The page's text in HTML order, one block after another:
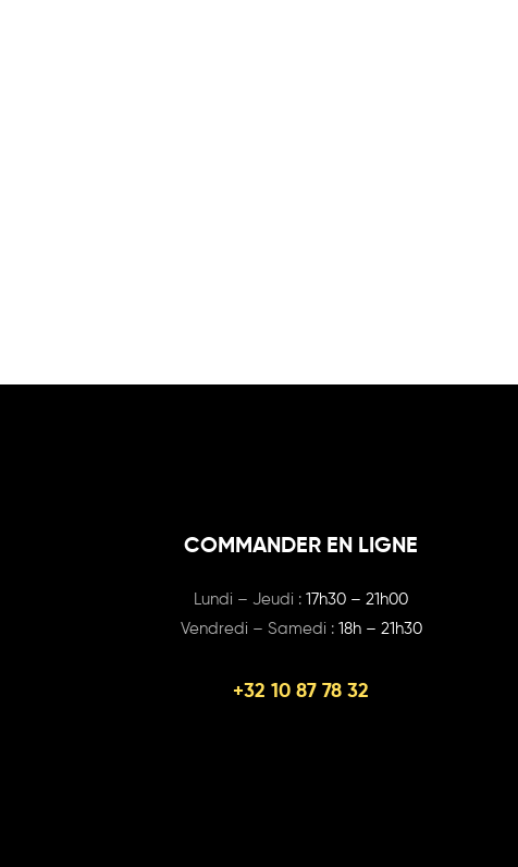
COMMANDER EN LIGNE
Lundi – Jeudi :17h30 – 21h00
Vendredi – Samedi : 18h – 21h30
+32 10 87 78 32